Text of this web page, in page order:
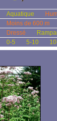
Aquatique
Moins de 600 m
Dressé
0-5 5-10